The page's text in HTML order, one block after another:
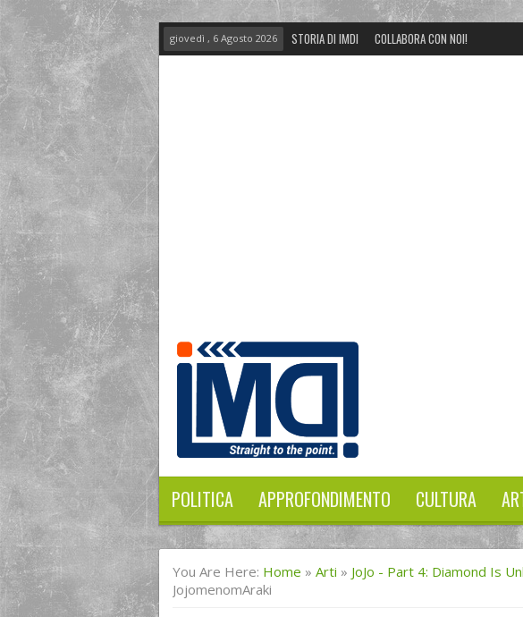
giovedì , 6 Agosto 2026 STORIA DI IMDI COLLABORA CON NOI!
POLITICA APPROFONDIMENTO CULTURA
You Are Here: Home » Arti » JoJo - Part 4: Diamond Is
JojomenomAraki